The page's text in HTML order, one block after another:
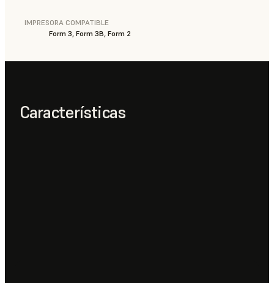
IMPRESORA COMPATIBLE
Form 3, Form 3B, Form 2
Características